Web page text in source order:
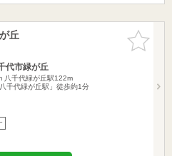
お気に入
りに追加
丘
代市緑が丘
八千代緑が丘駅122m
千代緑が丘駅」徒歩約1分